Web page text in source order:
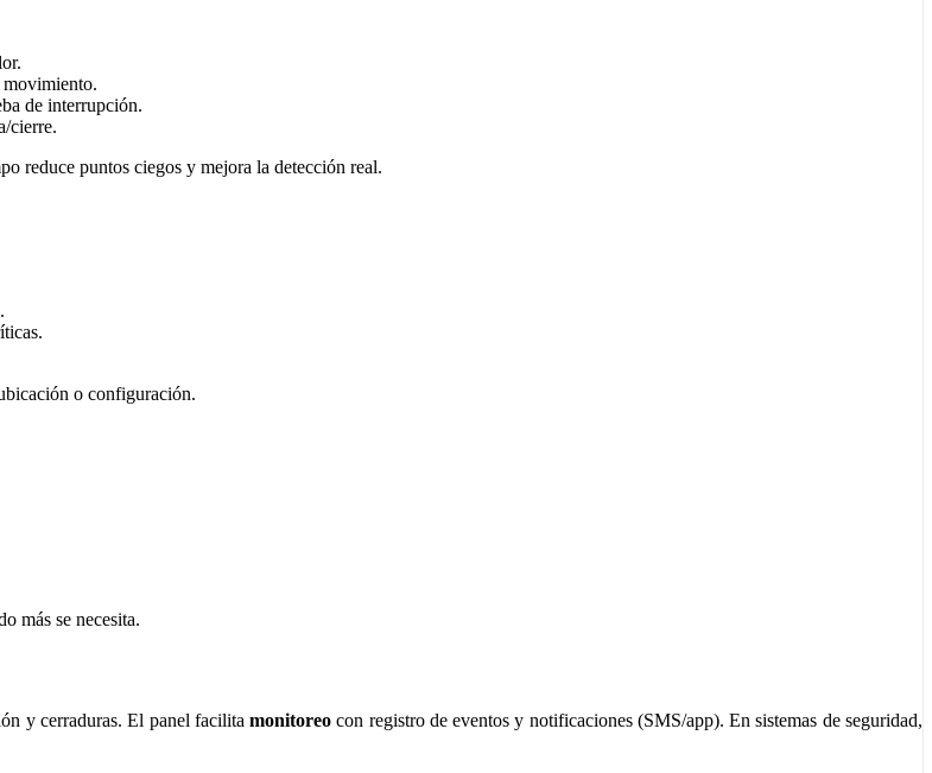
movimiento.
de interrupción.
cierre.
reduce puntos ciegos y mejora la detección real.
o configuración.
más se necesita.
y cerraduras. El panel facilitamonitoreo con registro de eventos y notificaciones (SMS/app). En sistemas de seguridad,